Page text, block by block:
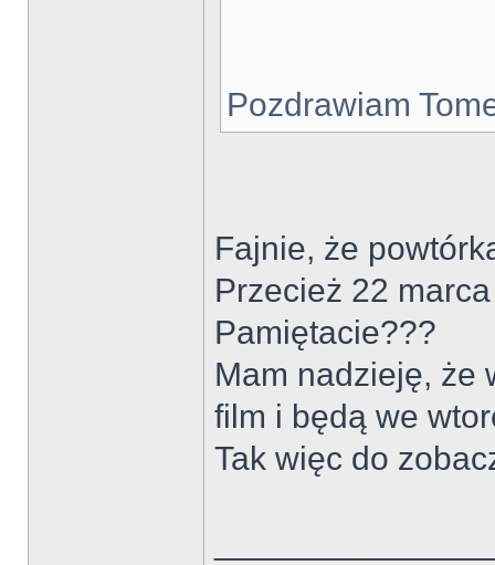
Pozdrawiam
Fajnie, że
Przecież 22
Pamiętacie???
Mam nadzieję, że
film i będą we
Tak więc do